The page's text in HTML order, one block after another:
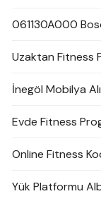
061130A000
Uzaktan Fitness
İnegöl Mobilya
Evde Fitness
Online Fitness
Yük Platformu